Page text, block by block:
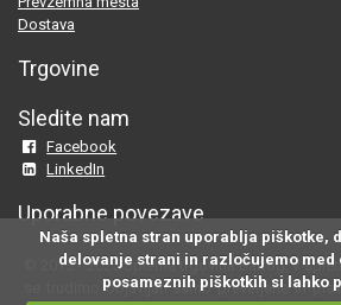
Dostava
Trgovine
Sledite nam
Facebook
LinkedIn
Uporabne povezave
© 2015 - 2025 Spletna trgovina Bartog, v
se trudimo objavljati samo preverjene in
Naša spletna stran uporablja piškotke,
delovanje strani in razločujemo med
posameznih piškotkih si lahko